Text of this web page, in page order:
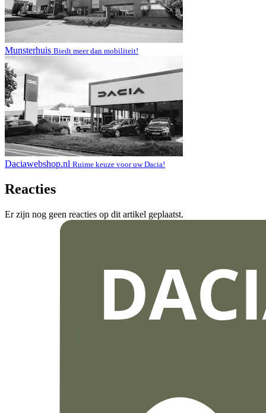
Munsterhuis Biedt meer dan mobiliteit!
Daciawebshop.nl Ruime keuze voor uw Dacia!
Reacties
Er zijn nog geen reacties op dit artikel geplaatst.